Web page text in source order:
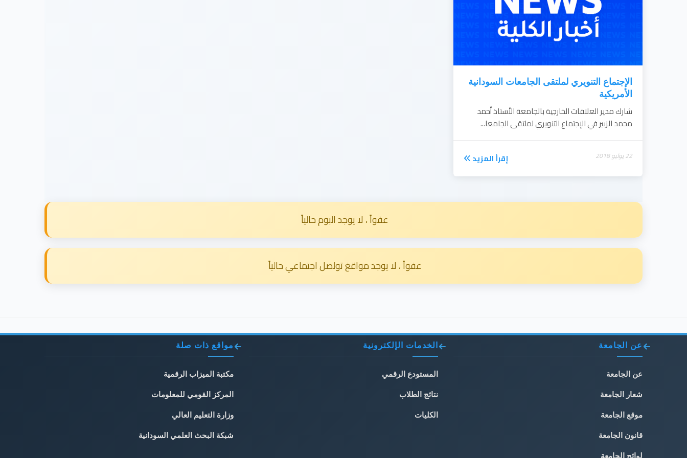
الإجتماع التنويري لملتقى الجامعات السودانية
الأمريكية
شارك مدير العلاقات الخارجية بالجامعة الأستاذ أحمد
محمد الزبير في الإجتماع التنويري لملتقى الجامعا...
22 يوليو 2018 إقرأ المزيد
عفواً ، لا يوجد البوم حالياً
عفواً ، لا يوجد مواقغ تولصل اجتماعي حالياً
عن الجامعة
عن الجامعة
شعار الجامعة
موقع الجامعة
قانون الجامعة
لوائح الجامعة
الخدمات الإلكترونية
المستودع الرقمي
نتائج الطلاب
الكليات
مواقع ذات صلة
مكتبة الميزاب الرقمية
المركز القومي للمعلومات
وزارة التعليم العالي
شبكة البحث العلمي السودانية